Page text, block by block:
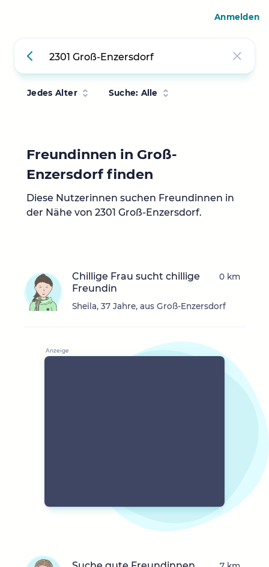
Jedes Alter Suche: Alle
Freundinnen in Groß-
Enzersdorf finden
Diese Nutzerinnen suchen Freundinnen in
der Nähe von 2301 Groß-Enzersdorf.
Chillige Frau sucht chillige
Freundin
Sheila, 37 Jahre, aus Groß-Enzersdorf
0 km
Anmelden